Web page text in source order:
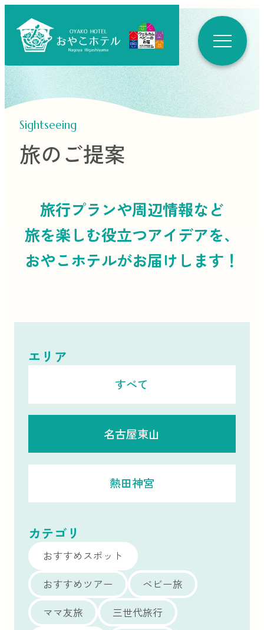
Sightseeing
旅のご提案
旅行プランや周辺情報など
旅を楽しむ役立つアイデアを、
おやこホテルがお届けします！
エリア
すべて
名古屋東山
熱田神宮
カテゴリ
おすすめスポット
おすすめツアー
ベビー旅
ママ友旅
三世代旅行